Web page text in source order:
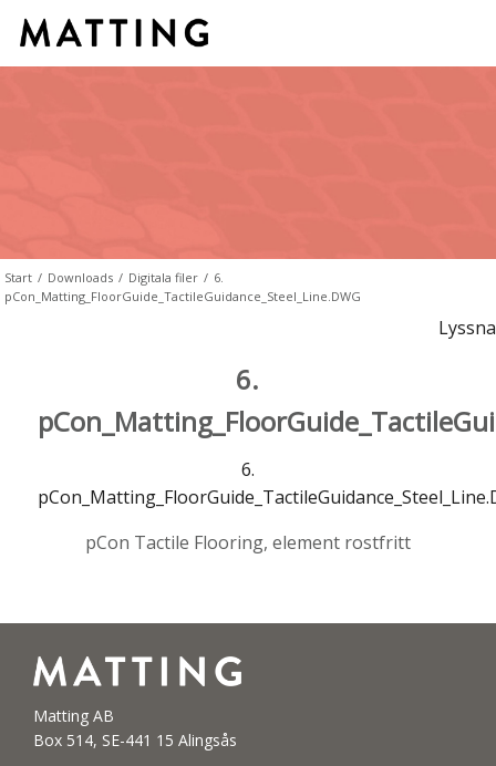
Start / Downloads / Digitala filer / 6.
pCon_Matting_FloorGuide_TactileGuidance_Steel_Line.DWG
Lyssna
6.
6.
pCon Tactile Flooring, element rostfritt
Matting AB
Box 514, SE-441 15 Alingsås